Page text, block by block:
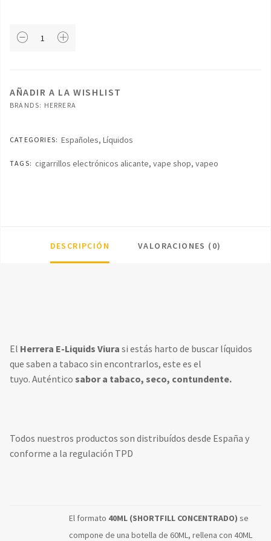
Herrera
AÑADIR A LA WISHLIST
BRANDS: HERRERA
CATEGORIES: Españoles,Líquidos
TAGS: cigarrillos electrónicos alicante, vape shop, vapeo
DESCRIPCIÓN VALORACIONES (0)
El Herrera E-Liquids Viura si estás harto de buscar líquidos
que saben a tabaco sin encontrarlos, este es el
tuyo. Auténtico sabor a tabaco, seco, contundente.
Todos nuestros productos son distribuídos desde España y
conforme a la regulación TPD
El formato 40ML (SHORTFILL CONCENTRADO) se
compone de una botella de 60ML, rellena con 40ML